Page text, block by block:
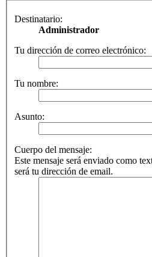
Destinatario:
Administrador
Tu dirección de correo electrónico:
Tu nombre:
Asunto:
Cuerpo del mensaje:
Este mensaje será enviado como
será tu dirección de email.